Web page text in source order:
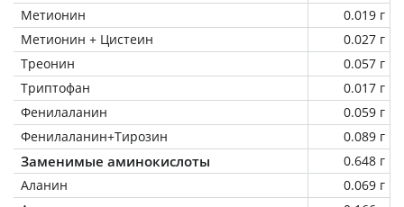
Метионин
0.019 г
Метионин + Цистеин
0.027 г
Треонин
0.057 г
Триптофан
0.017 г
Фенилаланин
0.059 г
Фенилаланин+Тирозин
0.089 г
Заменимые аминокислоты
0.648 г
Аланин
0.069 г